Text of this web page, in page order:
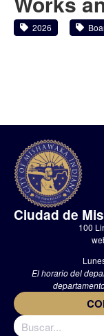
2026
Ciudad de
100
El horario del